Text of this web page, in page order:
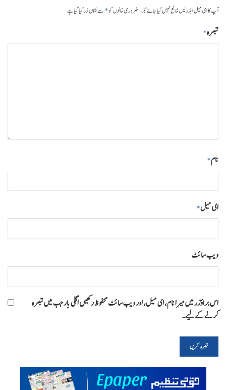
آپ کا ای میل ایڈریس شائع نہیں کیا جائے گا۔ ضروری خانوں کو*سے نشان زد کیا گیا ہے
تبصرہ*
نام*
ای میل*
ویب‌ سائٹ
اس براؤزر میں میرا نام، ای میل، اور ویب سائٹ محفوظ رکھیں اگلی بار جب میں تبصرہ
کرنے کےلیے۔